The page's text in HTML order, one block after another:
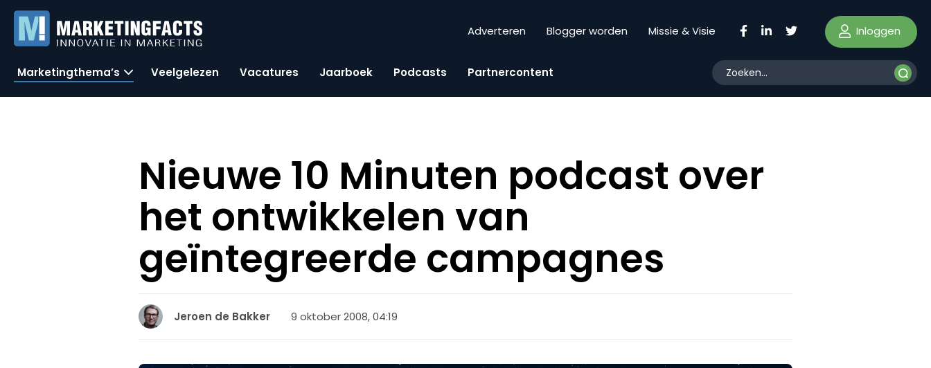
Adverteren Blogger worden Missie & Visie Inloggen
Marketingthema’s Veelgelezen Vacatures Jaarboek Podcasts Partnercontent
Nieuwe 10 Minuten podcast over
het ontwikkelen van
geïntegreerde campagnes
Jeroen de Bakker 9 oktober 2008, 04:19